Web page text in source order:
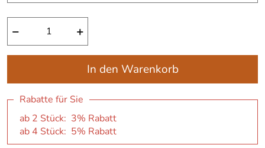
− +
In den Warenkorb
Rabatte für Sie
ab 2 Stück: 3% Rabatt
ab 4 Stück: 5% Rabatt